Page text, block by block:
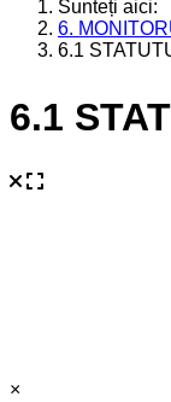
Sunteți aici:
6.
6.1
6.1
×